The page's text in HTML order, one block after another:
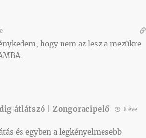
hogy nem az lesz a mezükre
átlátszó | Zongoracipelő 8 éve
és egyben a legkényelmesebb